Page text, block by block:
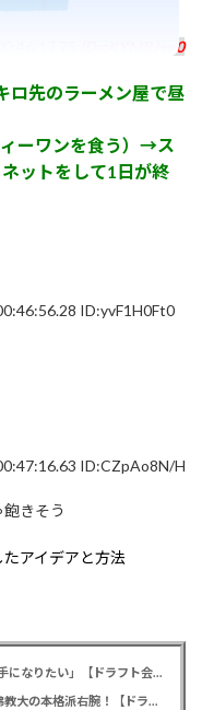
ID:cXYMBJ+x0
先のラーメン屋で昼
ーワンを食う）→ス
ットをして1日が終
ID:yvF1H0Ft0
ID:CZpAo8N/H
きそう
アイデアと方法
カープドラ6西川篤夢！「日本を代表する遊撃手になりたい」【ドラフト会議2025】
カープドラ5赤木晴哉！191cm最速153キロ！佛教大の本格派右腕！【ドラフト会議2025】